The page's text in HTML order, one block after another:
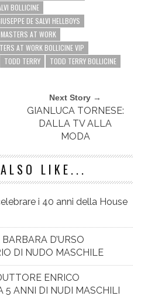
BOLLICINE
DE SALVI HELLBOYS
MASTERS AT WORK
AT WORK BOLLICINE VIP
TODD TERRY
TODD TERRY BOLLICINE
Next Story →
GIANLUCA TORNESE:
DALLA TV ALLA
MODA
LIKE...
i 40 anni della House
D’URSO
DI NUDO MASCHILE
ENRICO
ANNI DI NUDI MASCHILI